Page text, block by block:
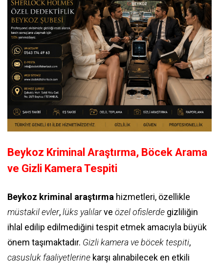
Beykoz Kriminal Araştırma, Böcek Arama
ve Gizli Kamera Tespiti
Beykoz kriminal araştırma hizmetleri, özellikle
müstakil evler,lüks yalılarve özel ofislerde gizliliğin
ihlal edilip edilmediğini tespit etmek amacıyla büyük
önem taşımaktadır. Gizli kamera ve böcek tespiti,
casusluk faaliyetlerine karşı alınabilecek en etkili